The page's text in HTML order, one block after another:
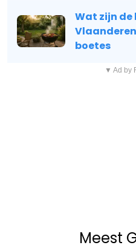
Wat zijn
boetes
▼ Ad by
Meest